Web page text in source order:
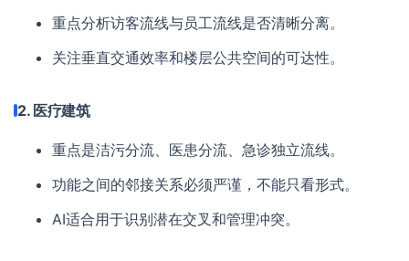
重点分析访客流线与员工流线是否清晰分离。
关注垂直交通效率和楼层公共空间的可达性。
2. 医疗建筑
重点是洁污分流、医患分流、急诊独立流线。
功能之间的邻接关系必须严谨，不能只看形式。
AI适合用于识别潜在交叉和管理冲突。